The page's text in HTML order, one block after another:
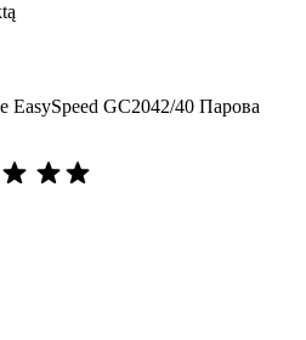
EasySpeed GC2042/40 Парова